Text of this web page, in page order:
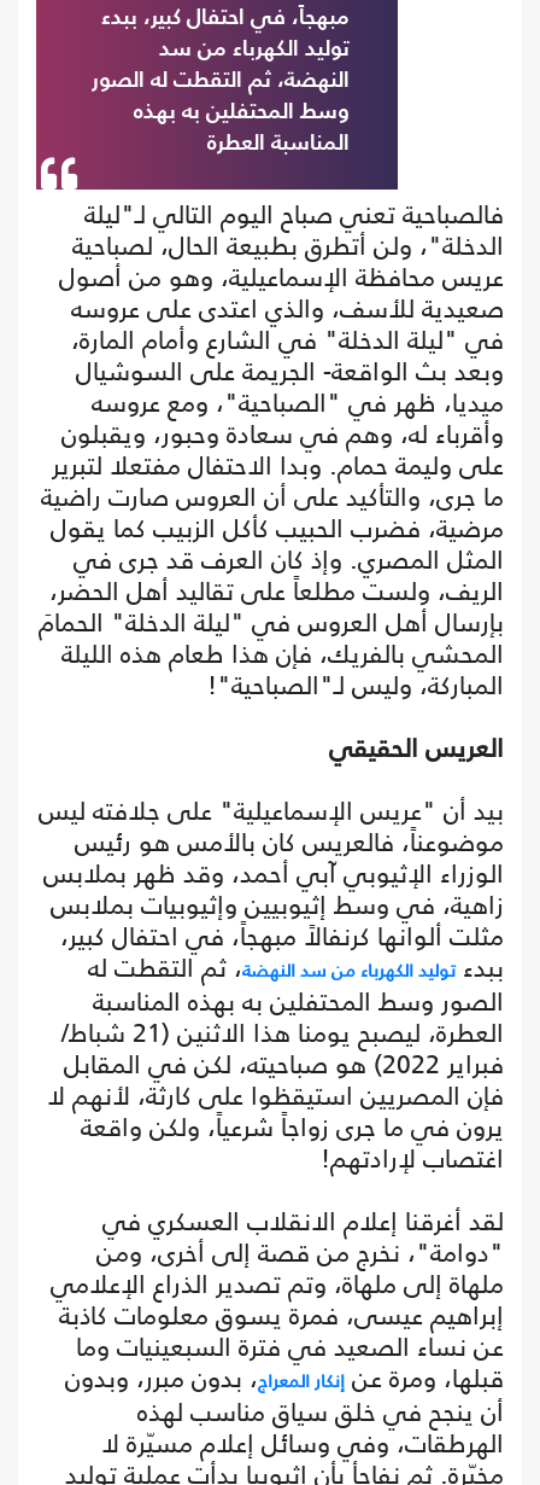
مبهجاً، في احتفال كبير، ببدء
توليد الكهرباء من سد
النهضة، ثم التقطت له الصور
وسط المحتفلين به بهذه
المناسبة العطرة
فالصباحية تعني صباح اليوم التالي لـ"ليلة
الدخلة"، ولن أتطرق بطبيعة الحال، لصباحية
عريس محافظة الإسماعيلية، وهو من أصول
صعيدية للأسف، والذي اعتدى على عروسه
في "ليلة الدخلة" في الشارع وأمام المارة،
وبعد بث الواقعة- الجريمة على السوشيال
ميديا، ظهر في "الصباحية"، ومع عروسه
وأقرباء له، وهم في سعادة وحبور، ويقبلون
على وليمة حمام. وبدا الاحتفال مفتعلا لتبرير
ما جرى، والتأكيد على أن العروس صارت راضية
مرضية، فضرب الحبيب كأكل الزبيب كما يقول
المثل المصري. وإذ كان العرف قد جرى في
الريف، ولست مطلعاً على تقاليد أهل الحضر،
بإرسال أهل العروس في "ليلة الدخلة" الحمامَ
المحشي بالفريك، فإن هذا طعام هذه الليلة
المباركة، وليس لـ"الصباحية"!
العريس الحقيقي
بيد أن "عريس الإسماعيلية" على جلافته ليس
موضوعناً، فالعريس كان بالأمس هو رئيس
الوزراء الإثيوبي آبي أحمد، وقد ظهر بملابس
زاهية، في وسط إثيوبيين وإثيوبيات بملابس
مثلت ألوانها كرنفالاً مبهجاً، في احتفال كبير،
ببدءتوليد الكهرباء من سد النهضة، ثم التقطت له
الصور وسط المحتفلين به بهذه المناسبة
العطرة، ليصبح يومنا هذا الاثنين (21 شباط/
فبراير 2022) هو صباحيته، لكن في المقابل
فإن المصريين استيقظوا على كارثة، لأنهم لا
يرون في ما جرى زواجاً شرعياً، ولكن واقعة
اغتصاب لإرادتهم!
لقد أغرقنا إعلام الانقلاب العسكري في
"دوامة"، نخرج من قصة إلى أخرى، ومن
ملهاة إلى ملهاة، وتم تصدير الذراع الإعلامي
إبراهيم عيسى، فمرة يسوق معلومات كاذبة
عن نساء الصعيد في فترة السبعينيات وما
قبلها، ومرة عن إنكار المعراج، بدون مبرر، وبدون
أن ينجح في خلق سياق مناسب لهذه
الهرطقات، وفي وسائل إعلام مسيّرة لا
مخيّرة. ثم نفاجأ بأن إثيوبيا بدأت عملية توليد